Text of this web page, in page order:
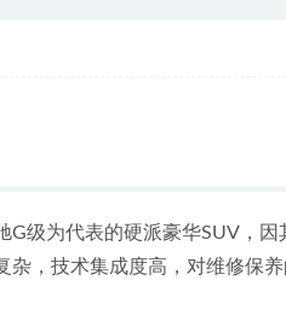
级为代表的硬派豪华SUV，
，技术集成度高，对维修保